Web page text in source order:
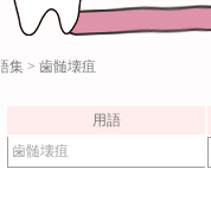
集 > 歯髄壊疽
用語
歯髄壊疽